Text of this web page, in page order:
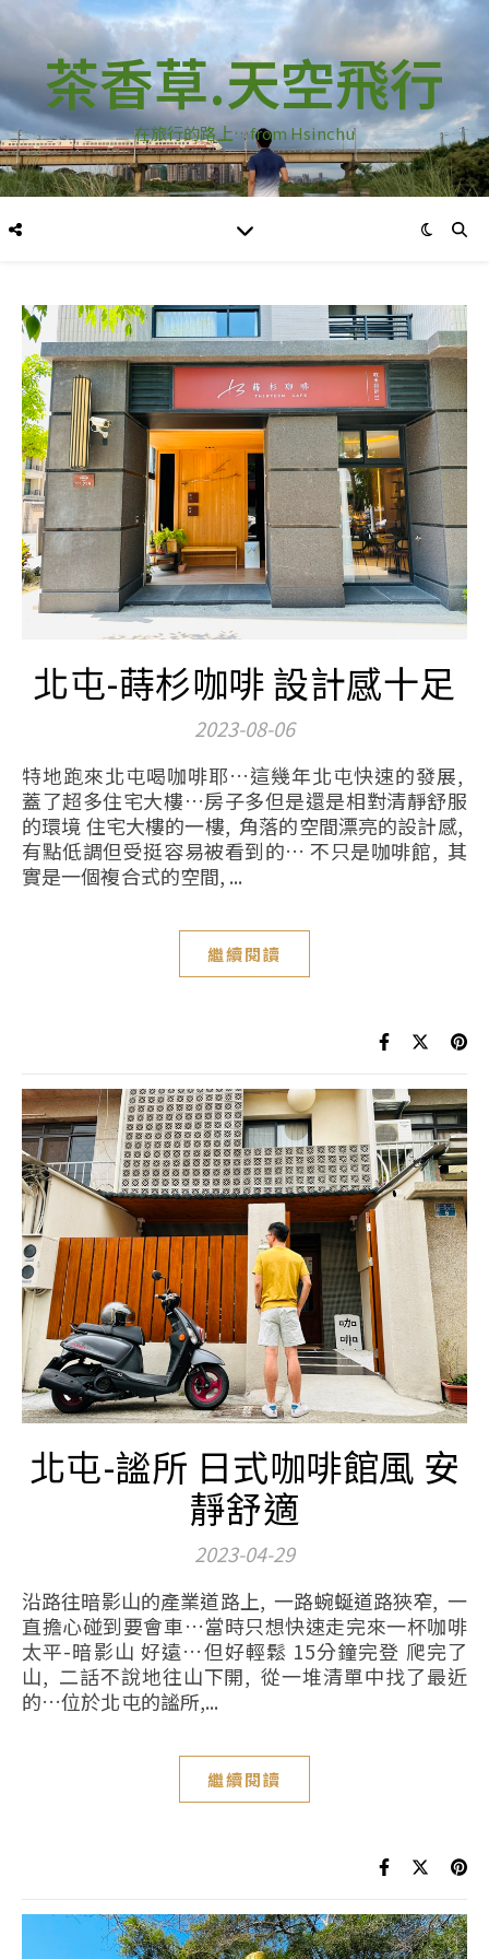
茶香草.天空飛行
在旅行的路上…from Hsinchu
北屯-蒔杉咖啡 設計感十足
2023-08-06
特地跑來北屯喝咖啡耶…這幾年北屯快速的發展,
蓋了超多住宅大樓…房子多但是還是相對清靜舒服
的環境 住宅大樓的一樓, 角落的空間漂亮的設計感,
有點低調但受挺容易被看到的… 不只是咖啡館, 其
實是一個複合式的空間, ...
繼續閱讀
北屯-謐所 日式咖啡館風 安
靜舒適
2023-04-29
沿路往暗影山的產業道路上, 一路蜿蜒道路狹窄, 一
直擔心碰到要會車…當時只想快速走完來一杯咖啡
太平-暗影山 好遠…但好輕鬆 15分鐘完登 爬完了
山, 二話不說地往山下開, 從一堆清單中找了最近
的…位於北屯的謐所,...
繼續閱讀